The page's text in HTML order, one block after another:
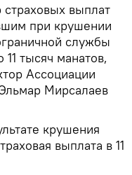
страховых выплат
при крушении
службы
тысяч манатов,
Ассоциации
Мирсалаев
крушения
выплата в 11